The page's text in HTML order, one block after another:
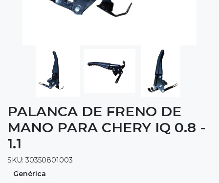
PALANCA DE FRENO DE
MANO PARA CHERY IQ 0.8 -
1.1
SKU: 30350801003
Genérica